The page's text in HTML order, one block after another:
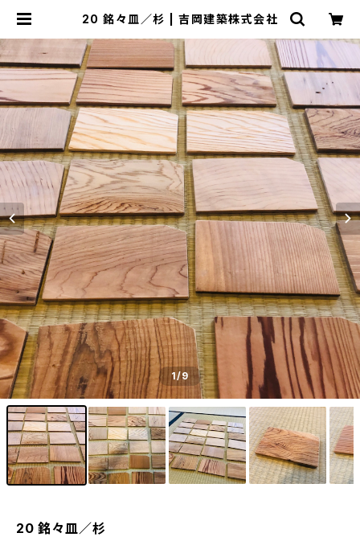
20 銘々皿／杉 | 吉岡建築株式会社
1/9
20 銘々皿／杉